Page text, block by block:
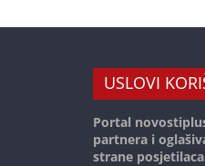
USLOVI
Portal
partnera i
strane